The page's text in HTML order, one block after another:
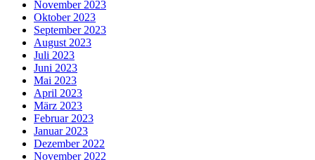
November 2023
Oktober 2023
September 2023
August 2023
Juli 2023
Juni 2023
Mai 2023
April 2023
März 2023
Februar 2023
Januar 2023
Dezember 2022
November 2022